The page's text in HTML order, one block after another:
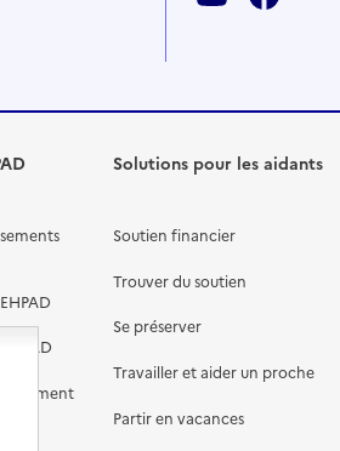
Solutions pour les aidants
Soutien financier
Trouver du soutien
Se préserver
Travailler et aider un proche
Partir en vacances